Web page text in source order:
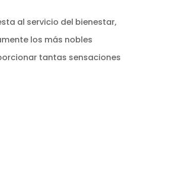
al servicio del bienestar,
los más nobles
tantas sensaciones